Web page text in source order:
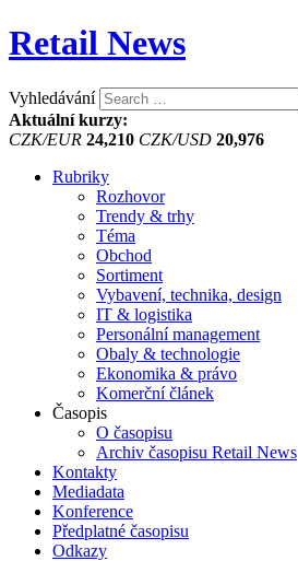
Retail News
Vyhledávání
Aktuální kurzy:
CZK/EUR 24,210 CZK/USD 20,976
Rubriky
Rozhovor
Trendy & trhy
Téma
Obchod
Sortiment
Vybavení, technika, design
IT & logistika
Personální management
Obaly & technologie
Ekonomika & právo
Komerční článek
Časopis
O časopisu
Archiv časopisu Retail News
Kontakty
Mediadata
Konference
Předplatné časopisu
Odkazy